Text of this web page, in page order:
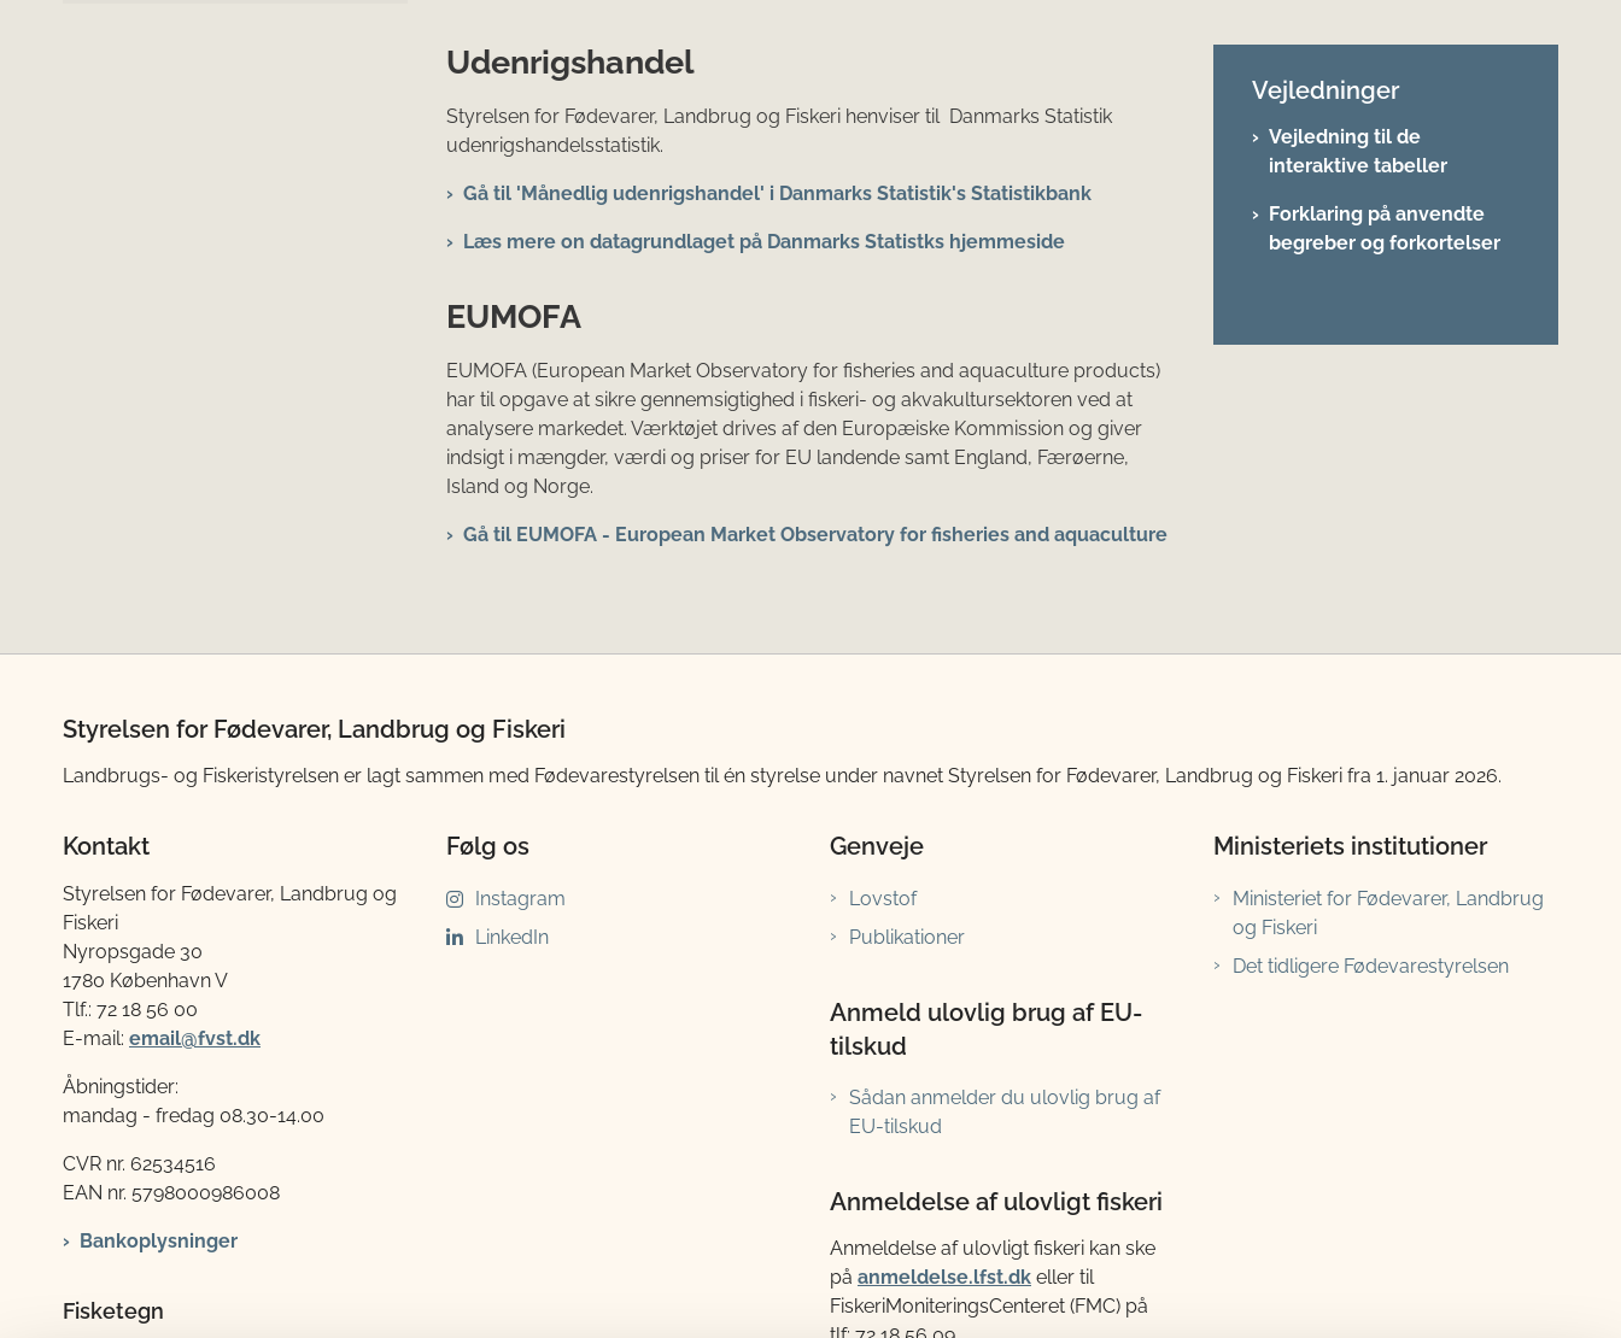
Udenrigshandel
Styrelsen for Fødevarer, Landbrug og Fiskeri henviser til Danmarks Statistik
udenrigshandelsstatistik.
Gå til 'Månedlig udenrigshandel' i Danmarks Statistik's Statistikbank
Læs mere on datagrundlaget på Danmarks Statistks hjemmeside
EUMOFA
EUMOFA (European Market Observatory for fisheries and aquaculture products)
har til opgave at sikre gennemsigtighed i fiskeri- og akvakultursektoren ved at
analysere markedet. Værktøjet drives af den Europæiske Kommission og giver
indsigt i mængder, værdi og priser for EU landende samt England, Færøerne,
Island og Norge.
Gå til EUMOFA - European Market Observatory for fisheries and aquaculture
Vejledninger
Vejledning til de
interaktive tabeller
Forklaring på anvendte
begreber og forkortelser
Styrelsen for Fødevarer, Landbrug og Fiskeri
Landbrugs- og Fiskeristyrelsen er lagt sammen med Fødevarestyrelsen til én styrelse under navnet Styrelsen for Fødevarer, Landbrug og Fiskeri fra 1. januar 2026.
Kontakt
Styrelsen for Fødevarer, Landbrug og
Fiskeri
Nyropsgade 30
1780 København V
Tlf.: 72 18 56 00
E-mail: email@fvst.dk
Åbningstider:
mandag - fredag 08.30-14.00
CVR nr. 62534516
EAN nr. 5798000986008
Bankoplysninger
Fisketegn
Følg os
Instagram
LinkedIn
Genveje
Lovstof
Publikationer
Anmeld ulovlig brug af EU-
tilskud
Sådan anmelder du ulovlig brug af
EU-tilskud
Anmeldelse af ulovligt fiskeri
Anmeldelse af ulovligt fiskeri kan ske
på anmeldelse.lfst.dk eller til
FiskeriMoniteringsCenteret (FMC) på
Ministeriets institutioner
Ministeriet for Fødevarer, Landbrug
og Fiskeri
Det tidligere Fødevarestyrelsen